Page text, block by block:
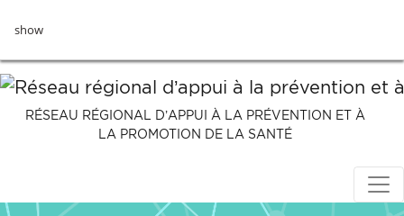
au
principal
show
RÉSEAU RÉGIONAL D’APPUI À LA PRÉVENTION ET À
LA PROMOTION DE LA SANTÉ